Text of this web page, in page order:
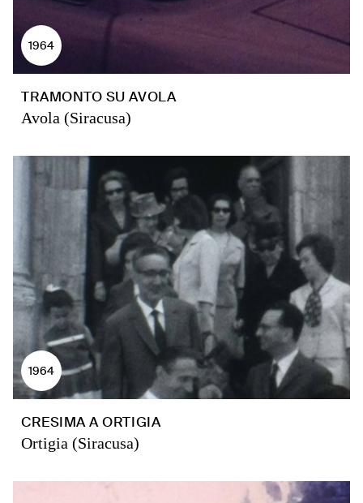
1964
TRAMONTO SU AVOLA
Avola (Siracusa)
1964
CRESIMA A ORTIGIA
Ortigia (Siracusa)